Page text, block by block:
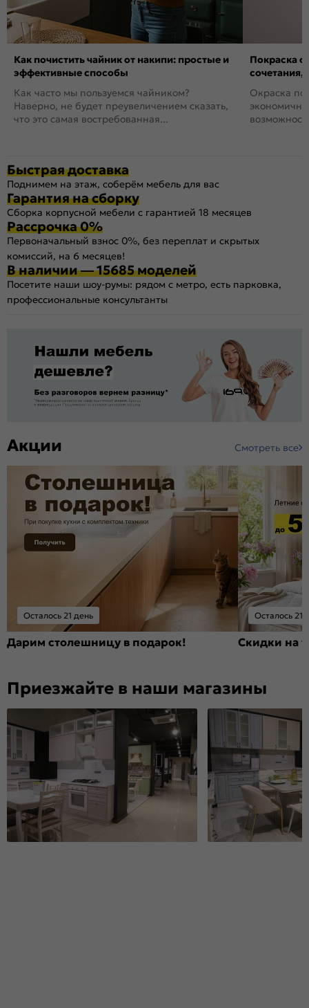
Как почистить чайник от накипи: простые и
эффективные способы
Как часто мы пользуемся чайником?
Наверно, не будет преувеличением сказать,
что это самая востребованная...
Покраска
сочетания,
Окраска
Быстрая доставка
Поднимем на этаж, соберём мебель для вас
Гарантия на сборку
Сборка корпусной мебели с гарантией 18 месяцев
Рассрочка 0%
Первоначальный взнос 0%, без переплат и скрытых
комиссий, на 6 месяцев!
В наличии — 15685 моделей
Посетите наши шоу-румы: рядом с метро, есть парковка,
профессиональные консультанты
Акции Смотреть все
Осталось 21 день
Дарим столешницу в подарок!
Осталось 21
Скидки на
Приезжайте в наши магазины